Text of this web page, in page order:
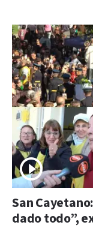
San
dado todo”,